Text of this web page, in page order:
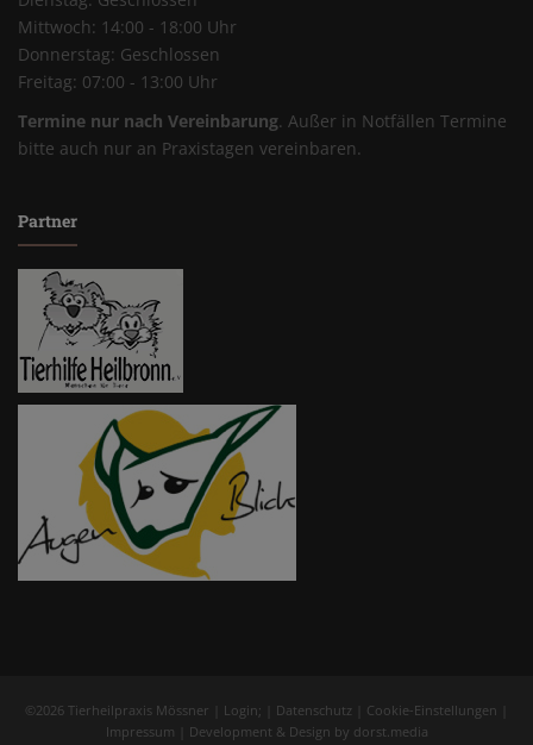
Mittwoch: 14:00 - 18:00 Uhr
Donnerstag: Geschlossen
Freitag: 07:00 - 13:00 Uhr
Termine nur nach Vereinbarung. Außer in Notfällen Termine
bitte auch nur an Praxistagen vereinbaren.
Partner
©2026 Tierheilpraxis Mössner | Login; | Datenschutz Cookie-Einstellungen
Impressum | Development & Design by dorst.media